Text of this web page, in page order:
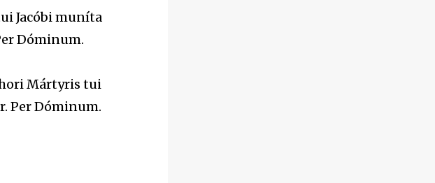
Jacóbi muníta
Dóminum.
Mártyris tui
Per Dóminum.